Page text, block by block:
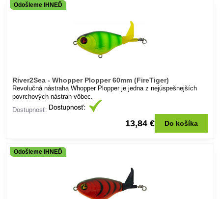
River2Sea - Whopper Plopper 60mm (FireTiger)
Odošleme IHNEĎ
Revolučná nástraha Whopper Plopper je jedna z nejúspešnejších
povrchových nástrah vôbec.
Dostupnosť:
13,84 € Do košíka
Odošleme IHNEĎ